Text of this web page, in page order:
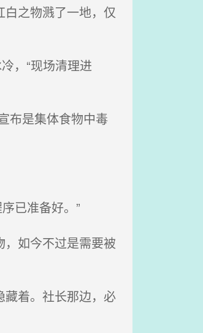
之物溅了一地，仅
，“现场清理进
布是集体食物中毒
已准备好。”
如今不过是需要被
着。社长那边，必